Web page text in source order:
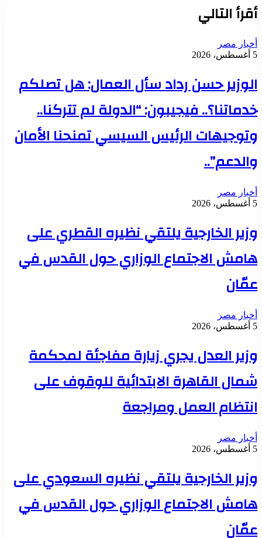
أقرأ التالي
أخبار مصر
5 أغسطس، 2026
الوزير حسن رداد سأل العمال: هل تصلكم
خدماتنا؟.. فيجيبون: “الدولة لم تتركنا..
وتوجيهات الرئيس السيسي تمنحنا الأمان
والدعم”..
أخبار مصر
5 أغسطس، 2026
وزير الخارجية يلتقي نظيره القطري على
هامش الاجتماع الوزاري حول القدس في
عمّان
أخبار مصر
5 أغسطس، 2026
وزير العدل يجري زيارة مفاجئة لمحكمة
شمال القاهرة الابتدائية للوقوف على
انتظام العمل ومراجعة
أخبار مصر
5 أغسطس، 2026
وزير الخارجية يلتقي نظيره السعودي على
هامش الاجتماع الوزاري حول القدس في
عمّان